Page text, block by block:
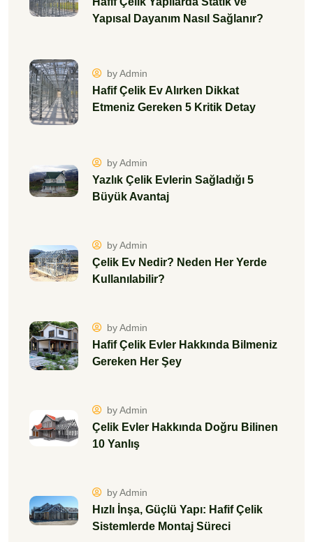
Yapısal Dayanım Nasıl Sağlanır?
by Admin
Hafif Çelik Ev Alırken Dikkat
Etmeniz Gereken 5 Kritik Detay
by Admin
Yazlık Çelik Evlerin Sağladığı 5
Büyük Avantaj
by Admin
Çelik Ev Nedir? Neden Her Yerde
Kullanılabilir?
by Admin
Hafif Çelik Evler Hakkında Bilmeniz
Gereken Her Şey
by Admin
Çelik Evler Hakkında Doğru Bilinen
10 Yanlış
by Admin
Hızlı İnşa, Güçlü Yapı: Hafif Çelik
Sistemlerde Montaj Süreci